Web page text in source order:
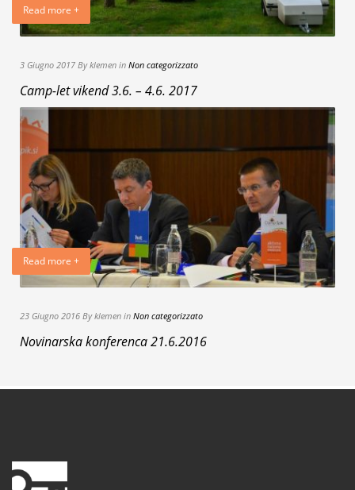
Read more +
3 Giugno 2017 By klemen in Non categorizzato
Camp-let vikend 3.6. – 4.6. 2017
Read more +
23 Giugno 2016 By klemen in Non categorizzato
Novinarska konferenca 21.6.2016